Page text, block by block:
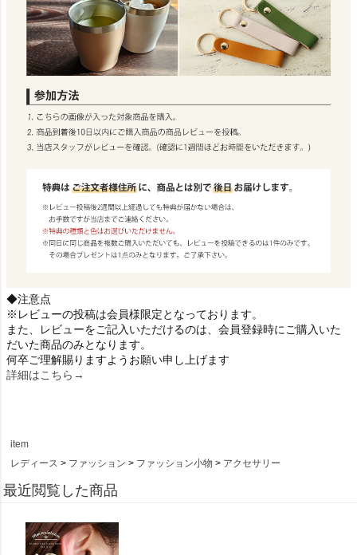
◆注意点
※レビューの投稿は会員様限定となっております。
また、レビューをご記入いただけるのは、会員登録時にご購入いた
だいた商品のみとなります。
何卒ご理解賜りますようお願い申し上げます
詳細はこちら→
item
レディース
ファッション ファッション小物 アクセサリー
最近閲覧した商品